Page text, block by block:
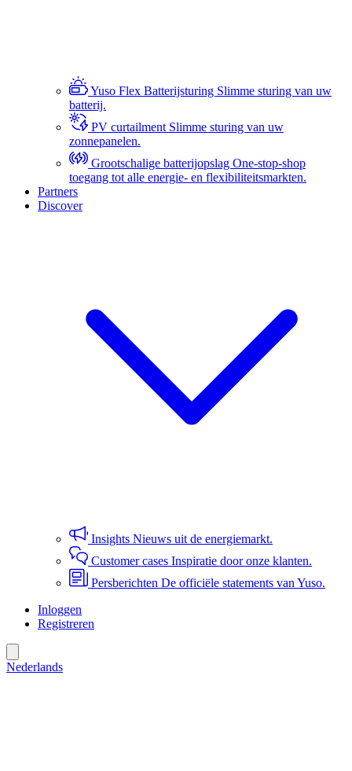
Yuso Flex Batterijsturing Slimme sturing van uw
batterij.
PV curtailment Slimme sturing van uw
zonnepanelen.
Grootschalige batterijopslag One-stop-shop
toegang tot alle energie- en flexibiliteitsmarkten.
Partners
Discover
Insights Nieuws uit de energiemarkt.
Customer cases Inspiratie door onze klanten.
Persberichten De officiële statements van Yuso.
Inloggen
Registreren
Nederlands